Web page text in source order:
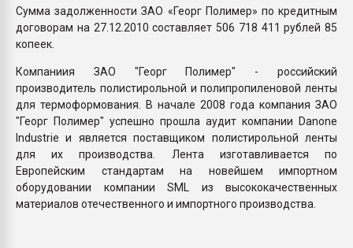
Сумма задолженности ЗАО «Георг Полимер» по кредитным
договорам на 27.12.2010 составляет 506 718 411 рублей 85
копеек.
Компаниия ЗАО "Георг Полимер" - российский
производитель полистирольной и полипропиленовой ленты
для термоформования. В начале 2008 года компания ЗАО
"Георг Полимер" успешно прошла аудит компании Danone
Industrie и является поставщиком полистирольной ленты
для их производства. Лента изготавливается по
Европейским стандартам на новейшем импортном
оборудовании компании SML из высококачественных
материалов отечественного и импортного производства.